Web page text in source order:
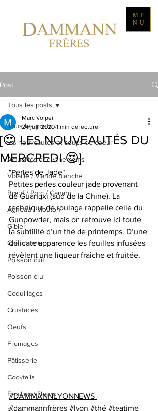
ME
NU
Post
Tous les posts
les nouveautés et coups de coeur
Actualités et événements
Volaille / Viande blanche
Bœuf / Porc / Canard
Agneau / Mouton
Gibier
Charcuterie
Poisson cuit
Poisson cru
Coquillages
Crustacés
Oeufs
Fromages
Pâtisserie
Cocktails
Feuilles / Fleurs
Tous les posts
[😍 LES NOUVEAUTÉS DU
MERCREDI 😍]
Marc Volpei
24 juil. 2020 1 min de lecture
"Perles de Jade"
Petites perles couleur jade provenant
de Guangxi (sud de la Chine). La
technique de roulage rappelle celle du
Gunpowder, mais on retrouve ici toute
la subtilité d’un thé de printemps. D’une
délicate apparence les feuilles infusées
révèlent une liqueur fraîche et fruitée.
#DAMMANNLYONNEWS
#dammannfrères #lyon #thé #teatime